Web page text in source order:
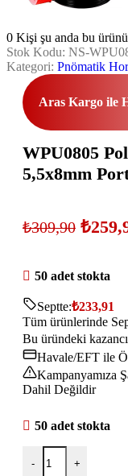
0 Kişi şu anda bu
Stok Kodu: NS-
Kategori: Pnömatik
Aras Kargo ile
WPU0805
5,5x8mm
₺309,90 ₺
50 adet stokta
Septte:₺233,91
Tüm ürünlerinde
Bu üründeki
Havale/EFT ile
Kampanyamıza
Dahil Değildir
50 adet stokta
- +